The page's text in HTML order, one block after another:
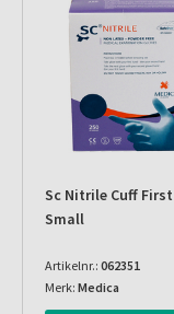
Sc Nitrile Cuff First
Small
Artikelnr.: 062351
Merk: Medica